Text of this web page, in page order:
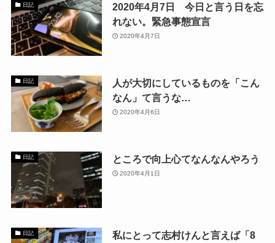
日記
2020年4月7日 今日と言う日を忘
れない。緊急事態宣言
2020年4月7日
日記
人が大切にしているものを「こん
なん」て言うな…
2020年4月6日
日記 ところで向上心てなんなんやろう
2020年4月1日
日記
私にとって志村けんと言えば「8